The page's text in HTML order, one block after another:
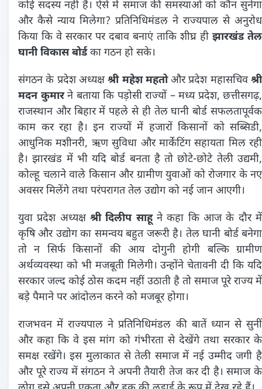
कोई सदस्य नहीं है। ऐसे में समाज की समस्याओं को कौन सुनेगा
और कैसे न्याय मिलेगा? प्रतिनिधिमंडल ने राज्यपाल से अनुरोध
किया कि वे सरकार पर दबाव बनाएं ताकि शीघ्र ही झारखंड तेल
घानी विकास बोर्डका गठन हो सके।
संगठन के प्रदेश अध्यक्षश्री महेश महतोऔर प्रदेश महासचिवश्री
मदन कुमारने बताया कि पड़ोसी राज्यों – मध्य प्रदेश, छत्तीसगढ़,
राजस्थान और बिहार में पहले से ही तेल घानी बोर्ड सफलतापूर्वक
काम कर रहा है। इन राज्यों में हजारों किसानों को सब्सिडी,
आधुनिक मशीनरी, ऋण सुविधा और मार्केटिंग सहायता मिल रही
है। झारखंड में भी यदि बोर्ड बनता है तो छोटे-छोटे तेली उद्यमी,
कोल्हू चलाने वाले किसान और ग्रामीण युवाओं को रोजगार के नए
अवसर मिलेंगे तथा परंपरागत तेल उद्योग को नई जान आएगी।
युवा प्रदेश अध्यक्ष श्री दिलीप साहूने कहा कि आज के दौर में
कृषि और उद्योग का समन्वय बहुत जरूरी है। तेल घानी बोर्ड बनेगा
तो न सिर्फ किसानों की आय दोगुनी होगी बल्कि ग्रामीण
अर्थव्यवस्था को भी मजबूती मिलेगी। उन्होंने चेतावनी दी कि यदि
सरकार जल्द कोई ठोस कदम नहीं उठाती है तो समाज पूरे राज्य में
बड़े पैमाने पर आंदोलन करने को मजबूर होगा।
राजभवन में राज्यपाल ने प्रतिनिधिमंडल की बातें ध्यान से सुनीं
और कहा कि वे इस मांग को गंभीरता से देखेंगे तथा सरकार के
समक्ष रखेंगे। इस मुलाकात से तेली समाज में नई उम्मीद जगी है
और पूरे राज्य में संगठन ने अपनी तैयारी तेज कर दी है। समाज के